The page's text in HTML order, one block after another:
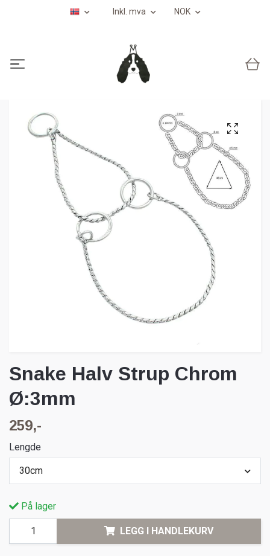
Inkl. mva NOK
Snake Halv Strup Chrom
Ø:3mm
259,-
Lengde
30cm
På lager
LEGG I HANDLEKURV